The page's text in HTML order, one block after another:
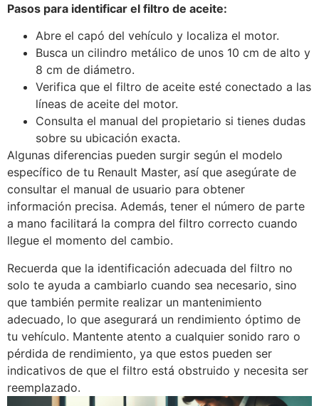
Pasos para identificar el filtro de aceite:
Abre el capó del vehículo y localiza el motor.
Busca un cilindro metálico de unos 10 cm de alto y
8 cm de diámetro.
Verifica que el filtro de aceite esté conectado a las
líneas de aceite del motor.
Consulta el manual del propietario si tienes dudas
sobre su ubicación exacta.
Algunas diferencias pueden surgir según el modelo
específico de tu Renault Master, así que asegúrate de
consultar el manual de usuario para obtener
información precisa. Además, tener el número de parte
a mano facilitará la compra del filtro correcto cuando
llegue el momento del cambio.
Recuerda que la identificación adecuada del filtro no
solo te ayuda a cambiarlo cuando sea necesario, sino
que también permite realizar un mantenimiento
adecuado, lo que asegurará un rendimiento óptimo de
tu vehículo. Mantente atento a cualquier sonido raro o
pérdida de rendimiento, ya que estos pueden ser
indicativos de que el filtro está obstruido y necesita ser
reemplazado.